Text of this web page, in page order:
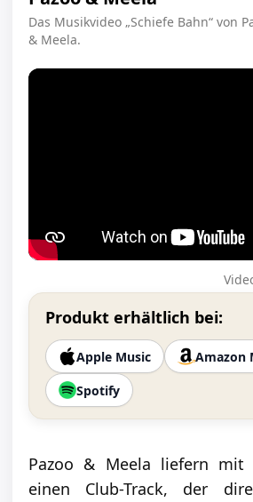
Das Musikvideo „Schiefe Bahn“ von
& Meela.
Produkt erhältlich bei:
Apple Music
Amazon
Spotify
Pazoo & Meela liefern mit
einen Club-Track, der